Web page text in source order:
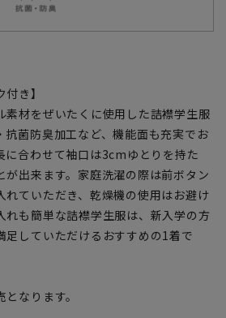
き】
素材をぜいたくに使用した詰襟学生服
抗菌防臭加工など、機能面も充実でお
に合わせて袖口は3cmゆとりを持た
が出来ます。家庭洗濯の際は前ボタン
れていただき、乾燥機の使用はお避け
れも簡単な詰襟学生服は、新入学の方
足していただけるおすすめの1着で
なります。